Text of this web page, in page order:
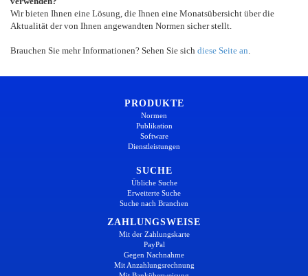
Wir bieten Ihnen eine Lösung, die Ihnen eine Monatsübersicht über die
Aktualität der von Ihnen angewandten Normen sicher stellt.
Brauchen Sie mehr Informationen? Sehen Sie sich diese Seite an
PRODUKTE
Normen
Publikation
Software
Dienstleistungen
SUCHE
Übliche Suche
Erweiterte Suche
Suche nach Branchen
ZAHLUNGSWEISE
Mit der Zahlungskarte
PayPal
Gegen Nachnahme
Mit Anzahlungsrechnung